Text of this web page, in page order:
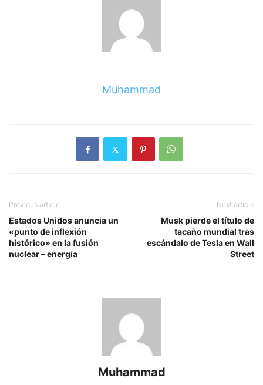
Muhammad
Previous article
Estados Unidos anuncia un
«punto de inflexión
histórico» en la fusión
nuclear – energía
Next article
Musk pierde el título de
tacaño mundial tras
escándalo de Tesla en Wall
Street
Muhammad